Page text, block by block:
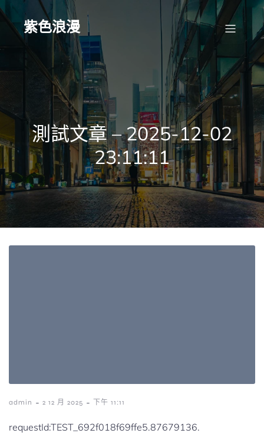
to
content紫色浪漫
測試文章 – 2025-12-02
23:11:11
admin - 2 12 月 2025 - 下午 11:11
requestId:TEST_692f018f69ffe5.87679136.